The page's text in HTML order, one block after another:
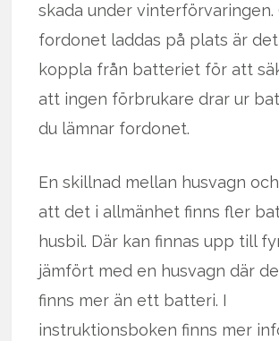
skada under vinterförvaringen.
fordonet laddas på plats är
koppla från batteriet för att
att ingen förbrukare drar ur
du lämnar fordonet.
En skillnad mellan husvagn
att det i allmänhet finns fler
husbil. Där kan finnas upp till
jämfört med en husvagn där
finns mer än ett batteri. I
instruktionsboken finns mer